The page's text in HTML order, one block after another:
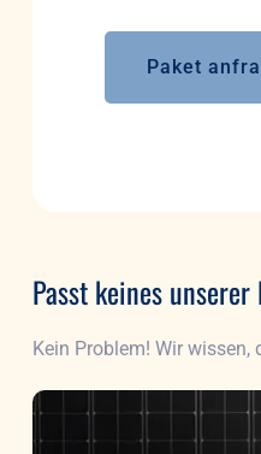
Paket
Passt keines
Kein Problem! Wir